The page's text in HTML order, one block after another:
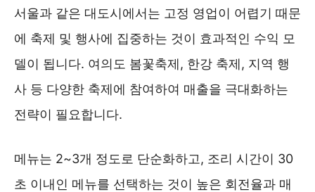
서울과 같은 대도시에서는 고정 영업이 어렵기 때문
에 축제 및 행사에 집중하는 것이 효과적인 수익 모
델이 됩니다. 여의도 봄꽃축제, 한강 축제, 지역 행
사 등 다양한 축제에 참여하여 매출을 극대화하는
전략이 필요합니다.
메뉴는 2~3개 정도로 단순화하고, 조리 시간이 30
초 이내인 메뉴를 선택하는 것이 높은 회전율과 매